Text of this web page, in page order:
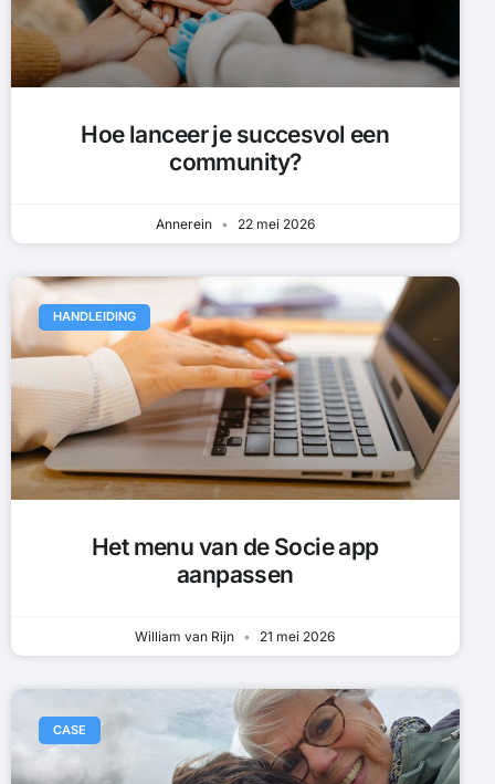
Hoe lanceer je succesvol een
community?
Annerein 22 mei 2026
HANDLEIDING
Het menu van de Socie app
aanpassen
William van Rijn 21 mei 2026
CASE